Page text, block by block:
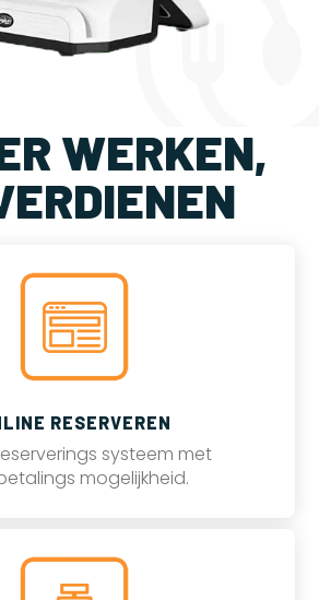
WERKEN,
RESERVEREN
systeem met
mogelijkheid.